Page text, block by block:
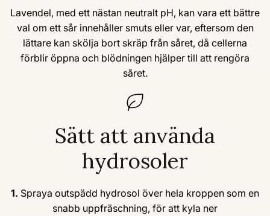
Lavendel, med ett nästan neutralt pH, kan vara ett bättre
val om ett sår innehåller smuts eller var, eftersom den
lättare kan skölja bort skräp från såret, då cellerna
förblir öppna och blödningen hjälper till att rengöra
såret.
Sätt att använda
hydrosoler
1. Spraya outspädd hydrosol över hela kroppen som en
snabb uppfräschning, för att kyla ner